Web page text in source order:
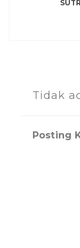
Tidak
Posting